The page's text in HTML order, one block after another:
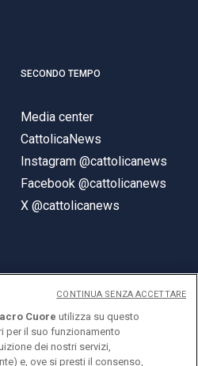
SECONDO TEMPO
Media center
CattolicaNews
Instagram @cattolicanews
Facebook @cattolicanews
X @cattolicanews
Cuore utilizza su questo
per il suo funzionamento
dei nostri servizi,
e, ove si presti il consenso,
CONTINUA SENZA ACCETTARE